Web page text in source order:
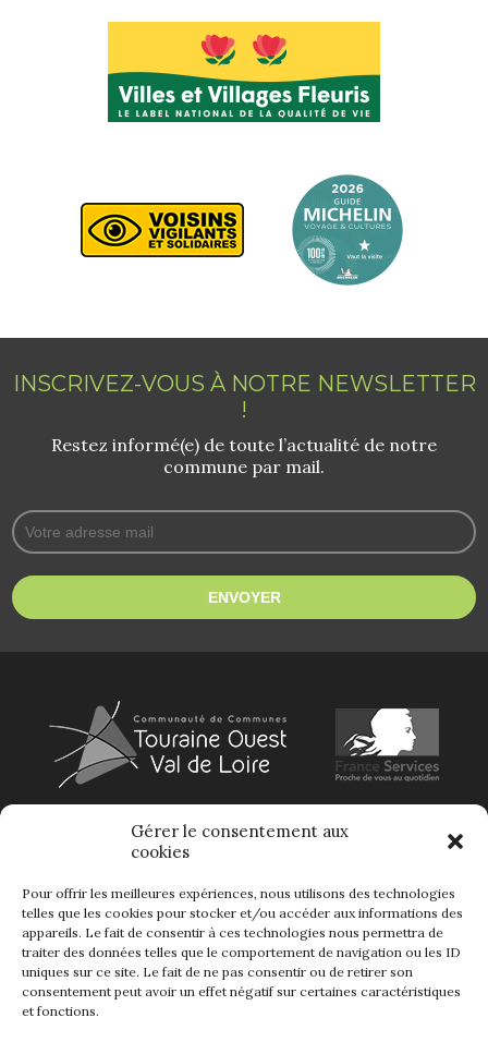
Gérer le consentement aux
cookies
Pour offrir les meilleures expériences, nous utilisons des technologies
telles que les cookies pour stocker et/ou accéder aux informations des
appareils. Le fait de consentir à ces technologies nous permettra de
traiter des données telles que le comportement de navigation ou les ID
uniques sur ce site. Le fait de ne pas consentir ou de retirer son
consentement peut avoir un effet négatif sur certaines caractéristiques
et fonctions.
INSCRIVEZ-VOUS À NOTRE NEWSLETTER
!
Restez informé(e) de toute l’actualité de notre
commune par mail.